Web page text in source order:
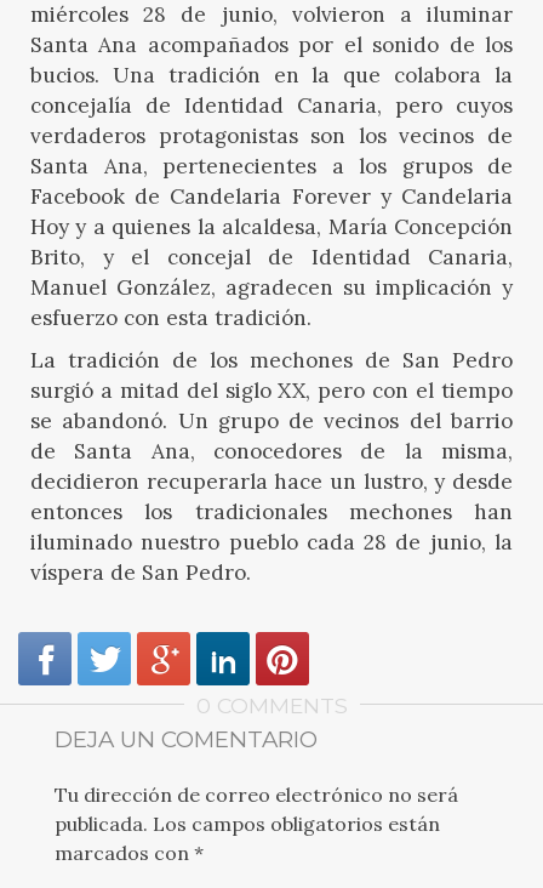
miércoles 28 de junio, volvieron a iluminar
Santa Ana acompañados por el sonido de los
bucios. Una tradición en la que colabora la
concejalía de Identidad Canaria, pero cuyos
verdaderos protagonistas son los vecinos de
Santa Ana, pertenecientes a los grupos de
Facebook de Candelaria Forever y Candelaria
Hoy y a quienes la alcaldesa, María Concepción
Brito, y el concejal de Identidad Canaria,
Manuel González, agradecen su implicación y
esfuerzo con esta tradición.
La tradición de los mechones de San Pedro
surgió a mitad del siglo XX, pero con el tiempo
se abandonó. Un grupo de vecinos del barrio
de Santa Ana, conocedores de la misma,
decidieron recuperarla hace un lustro, y desde
entonces los tradicionales mechones han
iluminado nuestro pueblo cada 28 de junio, la
víspera de San Pedro.
0 COMMENTS
DEJA UN COMENTARIO
Tu dirección de correo electrónico no será
publicada. Los campos obligatorios están
marcados con *